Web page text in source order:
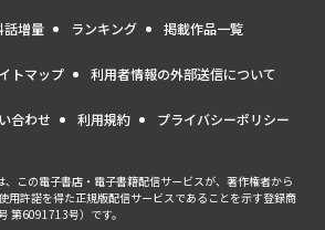
話増量 ランキング 掲載作品一覧
トマップ 利用者情報の外部送信について
合わせ 利用規約 プライバシーポリシー
、この電子書店・電子書籍配信サービスが、著作権者から
用許諾を得た正規版配信サービスであることを示す登録商
第6091713号）です。